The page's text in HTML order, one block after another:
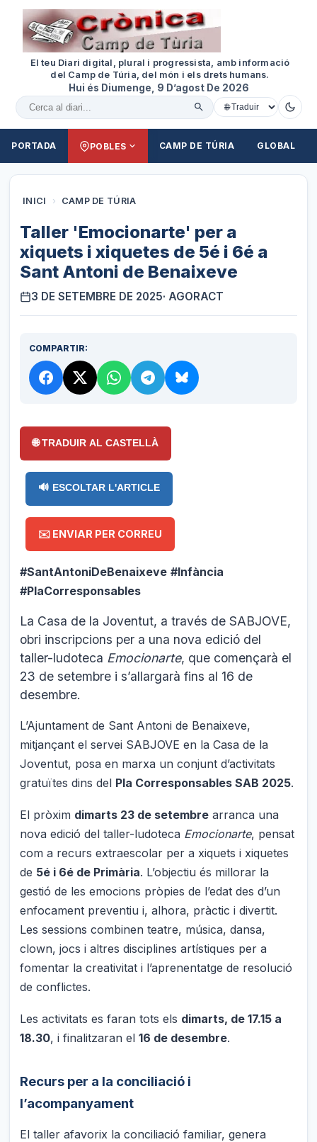
El teu Diari digital, plural i progressista, amb informació
del Camp de Túria, del món i els drets humans.
Hui és Diumenge, 9 D’agost De 2026
Cercar al diari
PORTADA POBLES CAMP DE TÚRIA GLOBAL
INICI › CAMP DE TÚRIA
Taller 'Emocionarte' per a
xiquets i xiquetes de 5é i 6é a
Sant Antoni de Benaixeve
3 DE SETEMBRE DE 2025· AGORACT
COMPARTIR:
🌐 TRADUIR AL CASTELLÀ
🔊 ESCOLTAR L'ARTICLE
✉️ ENVIAR PER CORREU
#SantAntoniDeBenaixeve #Infància
#PlaCorresponsables
La Casa de la Joventut, a través de SABJOVE,
obri inscripcions per a una nova edició del
taller-ludoteca Emocionarte, que començarà el
23 de setembre i s’allargarà fins al 16 de
desembre.
L’Ajuntament de Sant Antoni de Benaixeve,
mitjançant el servei SABJOVE en la Casa de la
Joventut, posa en marxa un conjunt d’activitats
gratuïtes dins del Pla Corresponsables SAB 2025.
El pròxim dimarts 23 de setembre arranca una
nova edició del taller-ludoteca Emocionarte, pensat
com a recurs extraescolar per a xiquets i xiquetes
de 5é i 6é de Primària. L’objectiu és millorar la
gestió de les emocions pròpies de l’edat des d’un
enfocament preventiu i, alhora, pràctic i divertit.
Les sessions combinen teatre, música, dansa,
clown, jocs i altres disciplines artístiques per a
fomentar la creativitat i l’aprenentatge de resolució
de conflictes.
Les activitats es faran tots els dimarts, de 17.15 a
18.30, i finalitzaran el16 de desembre.
Recurs per a la conciliació i
l’acompanyament
El taller afavorix la conciliació familiar, genera